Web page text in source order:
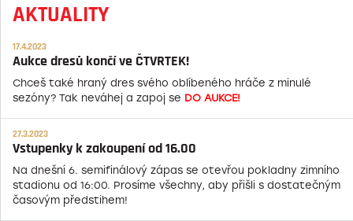
AKTUALITY
17.4.2023
Aukce dresů končí ve ČTVRTEK!
Chceš také hraný dres svého oblíbeného hráče z minulé
sezóny? Tak neváhej a zapoj se DO AUKCE!
27.3.2023
Vstupenky k zakoupení od 16.00
Na dnešní 6. semifinálový zápas se otevřou pokladny zimního
stadionu od 16:00. Prosíme všechny, aby přišli s dostatečným
časovým předstihem!